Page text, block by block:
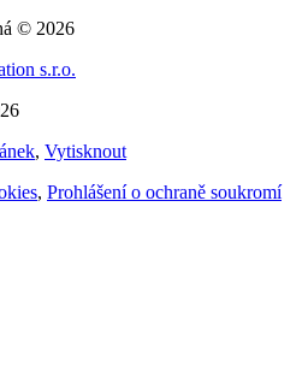
© 2026
s.r.o.
, Vytisknout
, Prohlášení o ochraně soukromí